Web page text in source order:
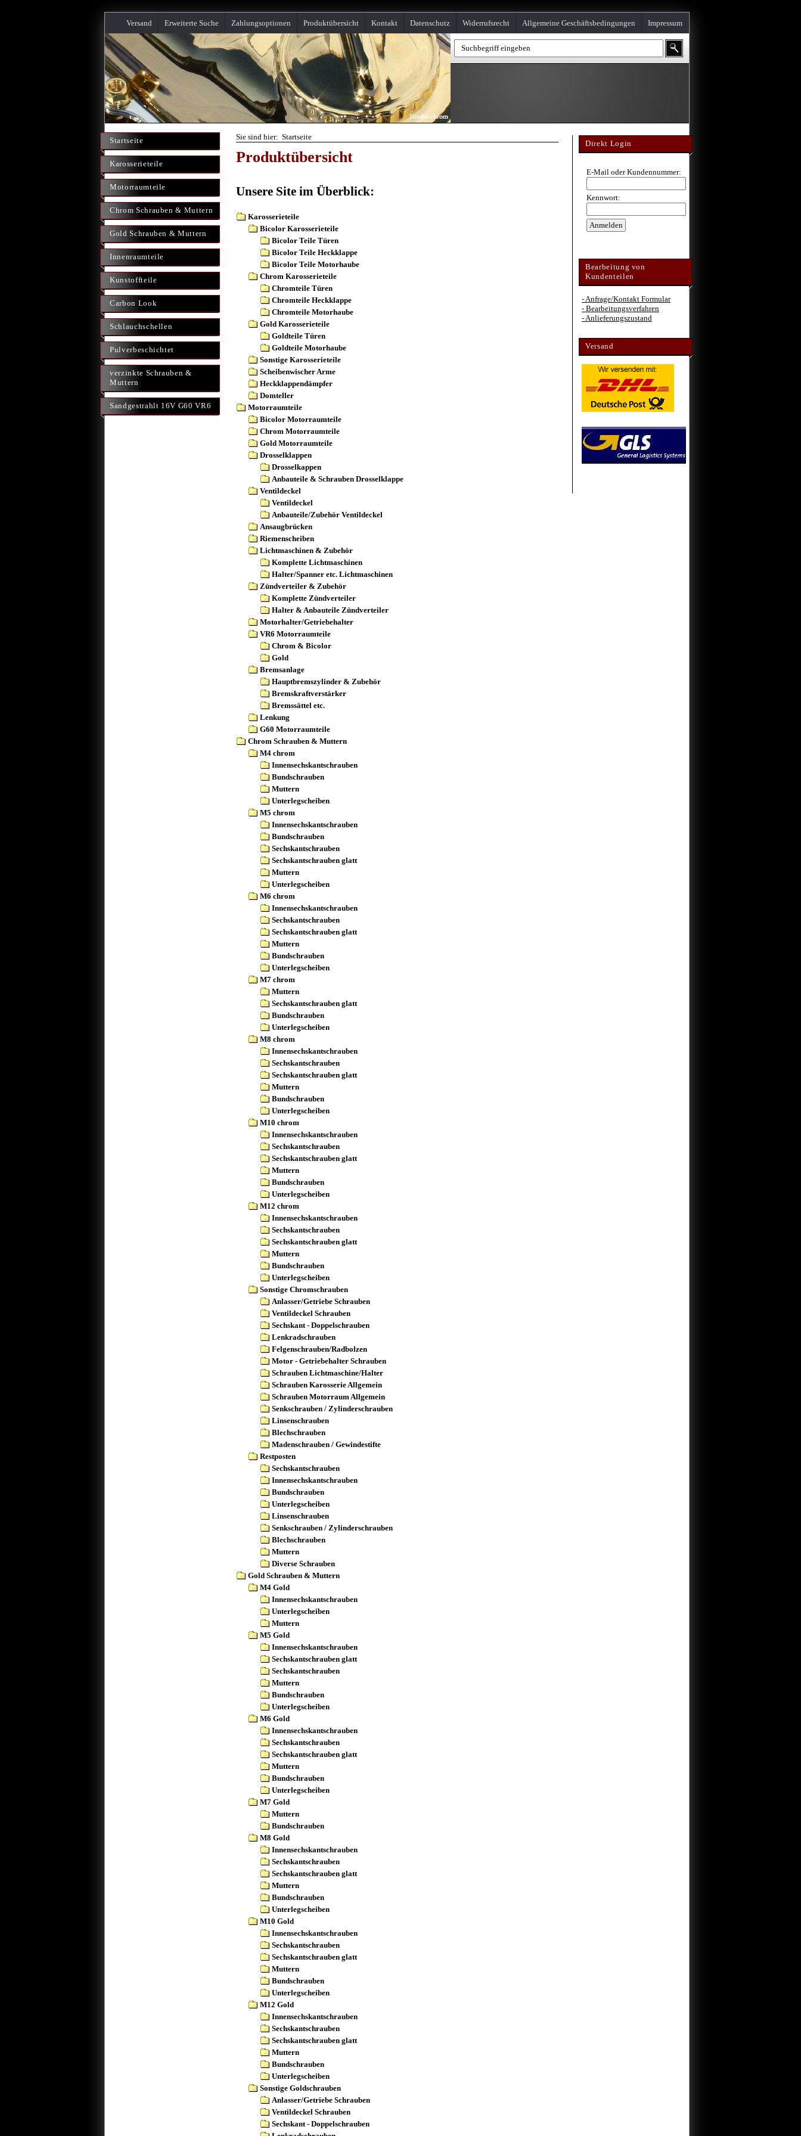
Impressum
Allgemeine Geschäftsbedingungen
Widerrufsrecht
Datenschutz
Kontakt
Produktübersicht
Zahlungsoptionen
Erweiterte Suche
Versand
Startseite
Karosserieteile
Motorraumteile
Chrom Schrauben & Muttern
Gold Schrauben & Muttern
Innenraumteile
Kunstoffteile
Carbon Look
Schlauchschellen
Pulverbeschichtet
verzinkte Schrauben &
Muttern
Sandgestrahlt 16V G60 VR6
Sie sind hier: Startseite
Produktübersicht
Unsere Site im Überblick:
Karosserieteile
Bicolor Karosserieteile
Bicolor Teile Türen
Bicolor Teile Heckklappe
Bicolor Teile Motorhaube
Chrom Karosserieteile
Chromteile Türen
Chromteile Heckklappe
Chromteile Motorhaube
Gold Karosserieteile
Goldteile Türen
Goldteile Motorhaube
Sonstige Karosserieteile
Scheibenwischer Arme
Heckklappendämpfer
Domteller
Motorraumteile
Bicolor Motorraumteile
Chrom Motorraumteile
Gold Motorraumteile
Drosselklappen
Drosselkappen
Anbauteile & Schrauben Drosselklappe
Ventildeckel
Ventildeckel
Anbauteile/Zubehör Ventildeckel
Ansaugbrücken
Riemenscheiben
Lichtmaschinen & Zubehör
Komplette Lichtmaschinen
Halter/Spanner etc. Lichtmaschinen
Zündverteiler & Zubehör
Komplette Zündverteiler
Halter & Anbauteile Zündverteiler
Motorhalter/Getriebehalter
VR6 Motorraumteile
Chrom & Bicolor
Gold
Bremsanlage
Hauptbremszylinder & Zubehör
Bremskraftverstärker
Bremssättel etc.
Lenkung
G60 Motorraumteile
Chrom Schrauben & Muttern
M4 chrom
Innensechskantschrauben
Bundschrauben
Muttern
Unterlegscheiben
M5 chrom
Innensechskantschrauben
Bundschrauben
Sechskantschrauben
Sechskantschrauben glatt
Muttern
Unterlegscheiben
M6 chrom
Innensechskantschrauben
Sechskantschrauben
Sechskantschrauben glatt
Muttern
Bundschrauben
Unterlegscheiben
M7 chrom
Muttern
Sechskantschrauben glatt
Bundschrauben
Unterlegscheiben
M8 chrom
Innensechskantschrauben
Sechskantschrauben
Sechskantschrauben glatt
Muttern
Bundschrauben
Unterlegscheiben
M10 chrom
Innensechskantschrauben
Sechskantschrauben
Sechskantschrauben glatt
Muttern
Bundschrauben
Unterlegscheiben
M12 chrom
Innensechskantschrauben
Sechskantschrauben
Sechskantschrauben glatt
Muttern
Bundschrauben
Unterlegscheiben
Sonstige Chromschrauben
Anlasser/Getriebe Schrauben
Ventildeckel Schrauben
Sechskant - Doppelschrauben
Lenkradschrauben
Felgenschrauben/Radbolzen
Motor - Getriebehalter Schrauben
Schrauben Lichtmaschine/Halter
Schrauben Karosserie Allgemein
Schrauben Motorraum Allgemein
Senkschrauben / Zylinderschrauben
Linsenschrauben
Blechschrauben
Madenschrauben / Gewindestifte
Restposten
Sechskantschrauben
Innensechskantschrauben
Bundschrauben
Unterlegscheiben
Linsenschrauben
Senkschrauben / Zylinderschrauben
Blechschrauben
Muttern
Diverse Schrauben
Gold Schrauben & Muttern
M4 Gold
Innensechskantschrauben
Unterlegscheiben
Muttern
M5 Gold
Innensechskantschrauben
Sechskantschrauben glatt
Sechskantschrauben
Muttern
Bundschrauben
Unterlegscheiben
M6 Gold
Innensechskantschrauben
Sechskantschrauben
Sechskantschrauben glatt
Muttern
Bundschrauben
Unterlegscheiben
M7 Gold
Muttern
Bundschrauben
M8 Gold
Innensechskantschrauben
Sechskantschrauben
Sechskantschrauben glatt
Muttern
Bundschrauben
Unterlegscheiben
M10 Gold
Innensechskantschrauben
Sechskantschrauben
Sechskantschrauben glatt
Muttern
Bundschrauben
Unterlegscheiben
M12 Gold
Innensechskantschrauben
Sechskantschrauben
Sechskantschrauben glatt
Muttern
Bundschrauben
Unterlegscheiben
Sonstige Goldschrauben
Anlasser/Getriebe Schrauben
Ventildeckel Schrauben
Sechskant - Doppelschrauben
Direkt Login
E-Mail oder Kundennummer:
Kennwort:
Bearbeitung von
Kundenteilen
- Anfrage/Kontakt Formular
- Bearbeitungsverfahren
- Anlieferungszustand
Versand